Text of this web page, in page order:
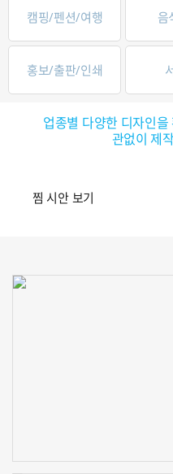
캠핑/펜션/여행 음
홍보/출판/인쇄
업종별 다양한 디자인
관없이 제
찜 시안 보기